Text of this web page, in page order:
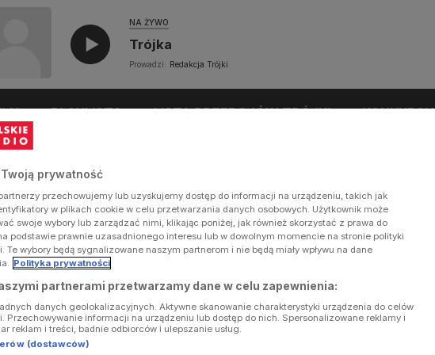
NA ŻYWO
Trójka
Prowadzi: Redakcja Trójki
PLAYLISTA LISTA PRZEBOJÓW TRÓJKI KONKURSY
Twoją prywatność
przechowujemy lub uzyskujemy dostęp do informacji na urządzeniu, takich jak
w plikach cookie w celu przetwarzania danych osobowych. Użytkownik może
swoje wybory lub zarządzać nimi, klikając poniżej, jak również skorzystać z prawa do
podstawie prawnie uzasadnionego interesu lub w dowolnym momencie na stronie polityki
Te wybory będą sygnalizowane naszym partnerom i nie będą miały wpływu na dane
Polityka prywatności
partnerami przetwarzamy dane w celu zapewnienia:
danych geolokalizacyjnych. Aktywne skanowanie charakterystyki urządzenia do celów
Przechowywanie informacji na urządzeniu lub dostęp do nich. Spersonalizowane reklamy i
reklam i treści, badnie odbiorców i ulepszanie usług.
(dostawców)